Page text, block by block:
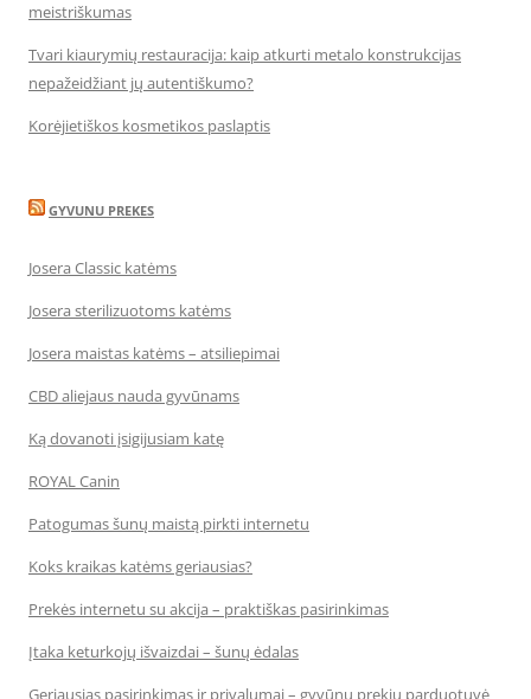
meistriškumas
Tvari kiaurymių restauracija: kaip atkurti metalo konstrukcijas
nepažeidžiant jų autentiškumo?
Korėjietiškos kosmetikos paslaptis
GYVUNU PREKES
Josera Classic katėms
Josera sterilizuotoms katėms
Josera maistas katėms – atsiliepimai
CBD aliejaus nauda gyvūnams
Ką dovanoti įsigijusiam katę
ROYAL Canin
Patogumas šunų maistą pirkti internetu
Koks kraikas katėms geriausias?
Prekės internetu su akcija – praktiškas pasirinkimas
Įtaka keturkojų išvaizdai – šunų ėdalas
Geriausias pasirinkimas ir privalumai – gyvūnų prekių parduotuvė